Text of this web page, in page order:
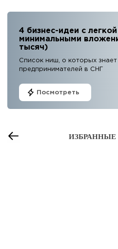
4 бизнес-идеи с
минимальными
тысяч)
Список ниш, о которых
предпринимателей в СНГ
Посмотреть
ИЗБРАННЫЕ